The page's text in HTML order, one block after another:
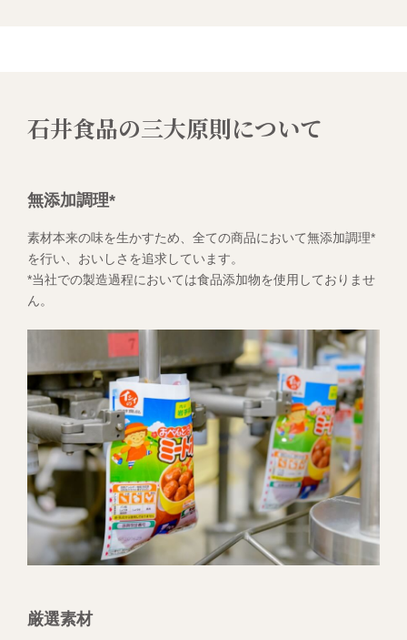
石井食品の三大原則について
無添加調理*
素材本来の味を生かすため、全ての商品において無添加調理*
を行い、おいしさを追求しています。
*当社での製造過程においては食品添加物を使用しておりませ
ん。
厳選素材